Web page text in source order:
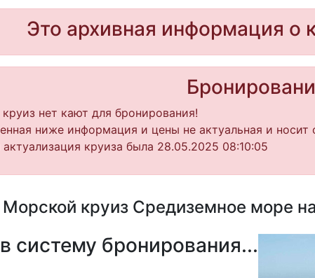
Это архивная информация о
нет кают для бронирования!
ниже информация и цены не актуальная и носит
круиза была 28.05.2025 08:10:05
Морской круиз Средиземное море
систему бронирования...